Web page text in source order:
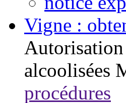
Vigne :
alcoolisées
procédures